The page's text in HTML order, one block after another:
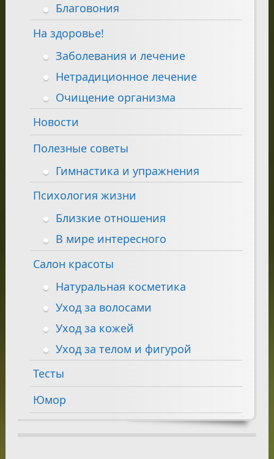
Благовония
На здоровье!
Заболевания и лечение
Нетрадиционное лечение
Очищение организма
Новости
Полезные советы
Гимнастика и упражнения
Психология жизни
Близкие отношения
В мире интересного
Салон красоты
Натуральная косметика
Уход за волосами
Уход за кожей
Уход за телом и фигурой
Тесты
Юмор